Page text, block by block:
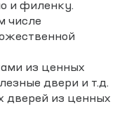
и филенку.
числе
из ценных
двери и т.д.
дверей из ценных